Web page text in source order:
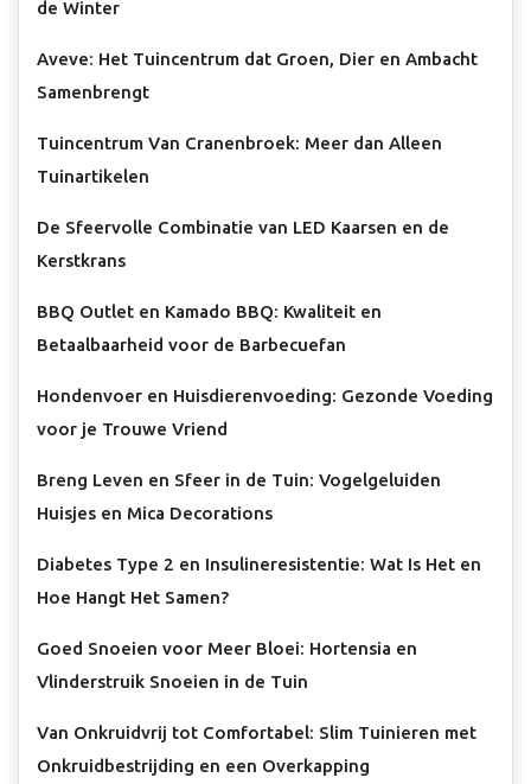
de Winter
Aveve: Het Tuincentrum dat Groen, Dier en Ambacht
Samenbrengt
Tuincentrum Van Cranenbroek: Meer dan Alleen
Tuinartikelen
De Sfeervolle Combinatie van LED Kaarsen en de
Kerstkrans
BBQ Outlet en Kamado BBQ: Kwaliteit en
Betaalbaarheid voor de Barbecuefan
Hondenvoer en Huisdierenvoeding: Gezonde Voeding
voor je Trouwe Vriend
Breng Leven en Sfeer in de Tuin: Vogelgeluiden
Huisjes en Mica Decorations
Diabetes Type 2 en Insulineresistentie: Wat Is Het en
Hoe Hangt Het Samen?
Goed Snoeien voor Meer Bloei: Hortensia en
Vlinderstruik Snoeien in de Tuin
Van Onkruidvrij tot Comfortabel: Slim Tuinieren met
Onkruidbestrijding en een Overkapping